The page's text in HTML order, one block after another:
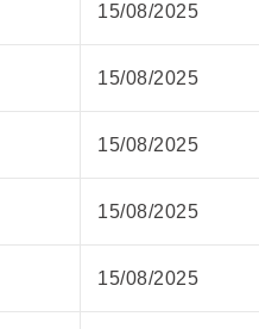
15/08/2025
15/08/2025
15/08/2025
15/08/2025
15/08/2025